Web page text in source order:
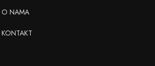
O NAMA
KONTAKT